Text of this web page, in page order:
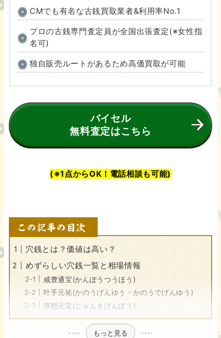
CMでも有名な古銭買取業者&利用率No.1
プロの古銭専門査定員が全国出張査定(※女性指
名可)
独自販売ルートがあるため高価買取が可能
バイセル
無料査定はこちら
(※1点からOK！電話相談も可能)
穴銭とは？価値は高い？
めずらしい穴銭一覧と相場情報
咸豊通宝(かんぽうつうほう)
叶手元祐(かのうげんゆう・かのうでげんゆう)
淳熙元宝(じゅんきげんぽう)
もっと見る